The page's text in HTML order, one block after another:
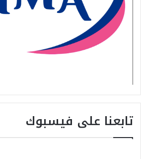
تابعنا على فيسبوك